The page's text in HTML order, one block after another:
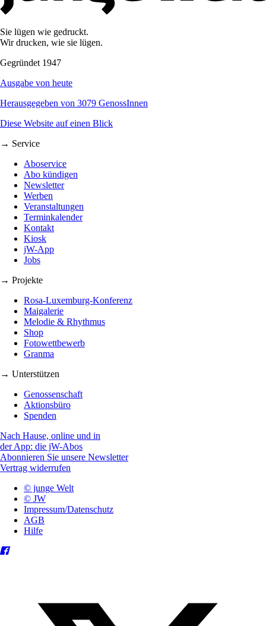
Sie lügen wie gedruckt.
Wir drucken, wie sie lügen.
Gegründet 1947
Ausgabe von heute
Herausgegeben von 3079 GenossInnen
Diese Website auf einen Blick
→ Service
Aboservice
Abo kündigen
Newsletter
Werben
Veranstaltungen
Terminkalender
Kontakt
Kiosk
jW-App
Jobs
→ Projekte
Rosa-Luxemburg-Konferenz
Maigalerie
Melodie & Rhythmus
Shop
Fotowettbewerb
Granma
→ Unterstützen
Genossenschaft
Aktionsbüro
Spenden
Nach Hause, online und in
der App: die jW-Abos
Abonnieren Sie unsere Newsletter
Vertrag widerrufen
© junge Welt
© JW
Impressum/Datenschutz
AGB
Hilfe